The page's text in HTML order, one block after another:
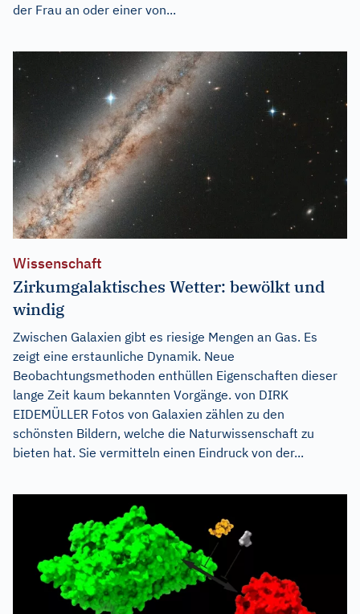
der Frau an oder einer von...
Wissenschaft
Zirkumgalaktisches Wetter: bewölkt und
windig
Zwischen Galaxien gibt es riesige Mengen an Gas. Es
zeigt eine erstaunliche Dynamik. Neue
Beobachtungsmethoden enthüllen Eigenschaften dieser
lange Zeit kaum bekannten Vorgänge. von DIRK
EIDEMÜLLER Fotos von Galaxien zählen zu den
schönsten Bildern, welche die Naturwissenschaft zu
bieten hat. Sie vermitteln einen Eindruck von der...